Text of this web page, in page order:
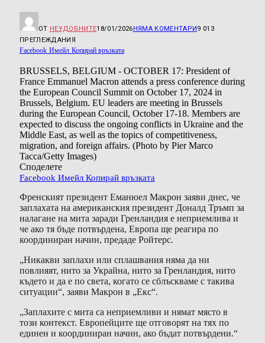
ОТ НЕУДОБНИТЕ18/01/2026НЯМА КОМЕНТАРИ9 013
ПРЕГЛЕЖДАНИЯ
Facebook Имейл Копирай връзката
BRUSSELS, BELGIUM - OCTOBER 17: President of
France Emmanuel Macron attends a press conference during
the European Council Summit on October 17, 2024 in
Brussels, Belgium. EU leaders are meeting in Brussels
during the European Council, October 17-18. Members are
expected to discuss the ongoing conflicts in Ukraine and the
Middle East, as well as the topics of competitiveness,
migration, and foreign affairs. (Photo by Pier Marco
Tacca/Getty Images)
Споделете
Facebook Имейл Копирай връзката
Френският президент Еманюел Макрон заяви днес, че
заплахата на американския президент Доналд Тръмп за
налагане на мита заради Гренландия е неприемлива и
че ако тя бъде потвърдена, Европа ще реагира по
координиран начин, предаде Ройтерс.
„Никакви заплахи или сплашвания няма да ни
повлияят, нито за Украйна, нито за Гренландия, нито
където и да е по света, когато се сблъскваме с такива
ситуации“, заяви Макрон в „Екс“.
„Заплахите с мита са неприемливи и нямат място в
този контекст. Европейците ще отговорят на тях по
единен и координиран начин, ако бъдат потвърдени.“